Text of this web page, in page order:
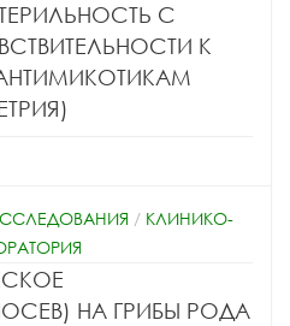
С
К
/ КЛИНИКО-
НА ГРИБЫ РОДА